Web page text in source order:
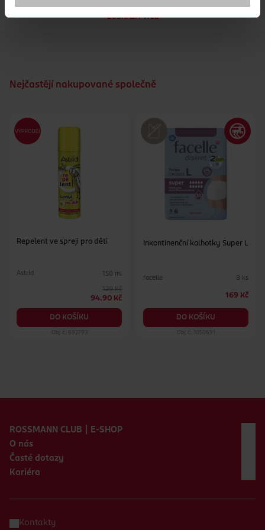
kombinace aktivních látek i vy a zažijte komfort, o kterém se
vám dosud ani nesnilo! ZOBRAZIT VÍCE
Nejčastějí nakupované společně
Repelent ve spreji pro děti
Astrid 150 ml
129 Kč
94.90 Kč
DO KOŠÍKU
Obj. č.: 692793
Inkontinenční kalhotky Super L
facelle 8 ks
169 Kč
DO KOŠÍKU
Obj. č.: 1050691
ROSSMANN CLUB | E-SHOP
O nás
Časté dotazy
Kariéra
Kontakty